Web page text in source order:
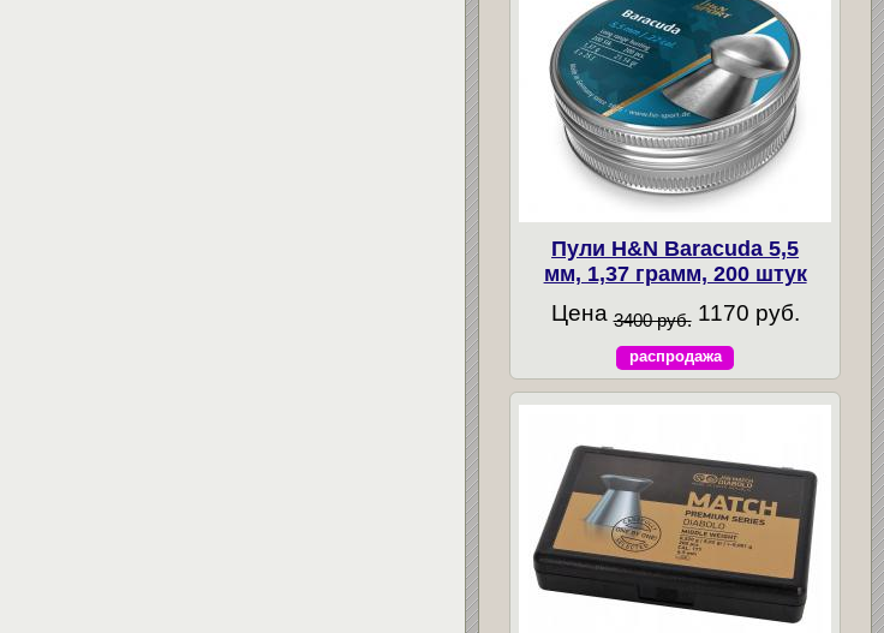
Пули H&N Baracuda 5,5
мм, 1,37 грамм, 200 штук
Цена 3400 руб. 1170 руб.
распродажа